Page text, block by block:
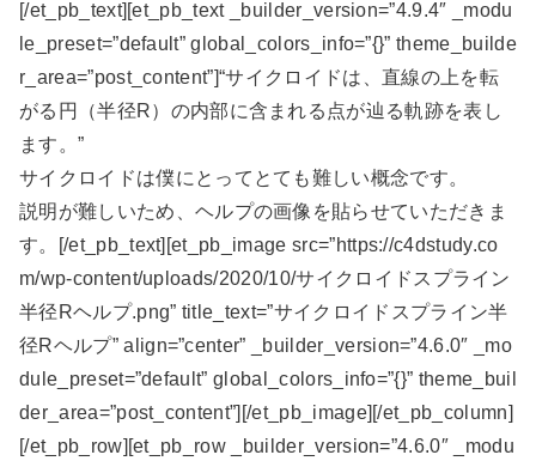
[/et_pb_text][et_pb_text _builder_version=”4.9.4″ _modu
le_preset=”default” global_colors_info=”{}” theme_builde
r_area=”post_content”]“サイクロイドは、直線の上を転
がる円（半径R）の内部に含まれる点が辿る軌跡を表し
ます。”
サイクロイドは僕にとってとても難しい概念です。
説明が難しいため、ヘルプの画像を貼らせていただきま
す。[/et_pb_text][et_pb_image src=”https://c4dstudy.co
m/wp-content/uploads/2020/10/サイクロイドスプライン
半径Rヘルプ.png” title_text=”サイクロイドスプライン半
径Rヘルプ” align=”center” _builder_version=”4.6.0″ _mo
dule_preset=”default” global_colors_info=”{}” theme_buil
der_area=”post_content”][/et_pb_image][/et_pb_column]
[/et_pb_row][et_pb_row _builder_version=”4.6.0″ _modu